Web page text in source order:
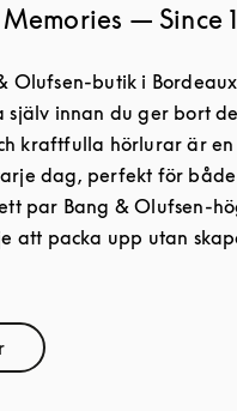
— Since
Olufsen-butik i
själv innan du ger bort
kraftfulla hörlurar är en
dag, perfekt för både
par Bang & Olufsen-
att packa upp utan
Opens in New Tab